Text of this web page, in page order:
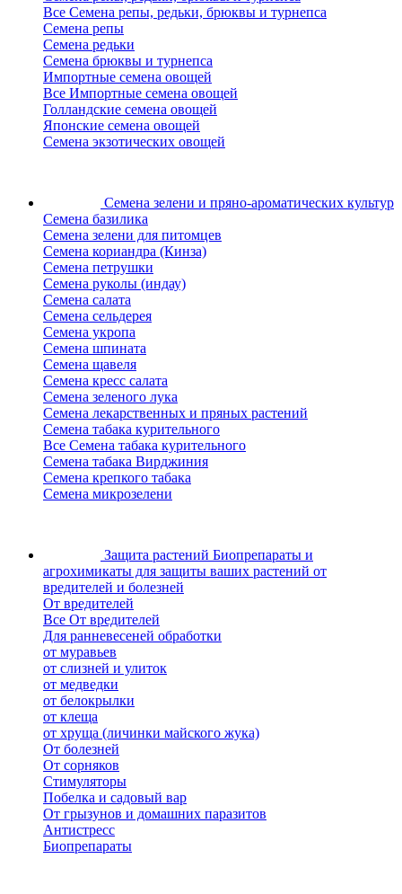
Все Семена репы, редьки, брюквы и турнепса
Семена репы
Семена редьки
Семена брюквы и турнепса
Импортные семена овощей
Все Импортные семена овощей
Голландские семена овощей
Японские семена овощей
Семена экзотических овощей
Семена зелени и пряно-ароматических культур
Семена базилика
Семена зелени для питомцев
Семена кориандра (Кинза)
Семена петрушки
Семена руколы (индау)
Семена салата
Семена сельдерея
Семена укропа
Семена шпината
Семена щавеля
Семена кресс салата
Семена зеленого лука
Семена лекарственных и пряных растений
Семена табака курительного
Все Семена табака курительного
Семена табака Вирджиния
Семена крепкого табака
Семена микрозелени
Защита растений Биопрепараты и
агрохимикаты для защиты ваших растений от
вредителей и болезней
От вредителей
Все От вредителей
Для ранневесеней обработки
от муравьев
от слизней и улиток
от медведки
от белокрылки
от клеща
от хруща (личинки майского жука)
От болезней
От сорняков
Стимуляторы
Побелка и садовый вар
От грызунов и домашних паразитов
Антистресс
Биопрепараты